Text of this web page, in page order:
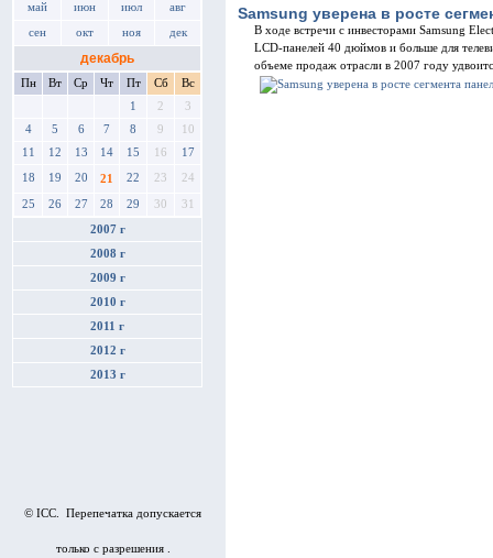
май июн июл авг
сен окт ноя дек
декабрь
Пн Вт Ср Чт Пт Сб
Вс
1
2
3
4
5 6 7 8 9
10
11
12 13 14 15 16 17
18 19 20 21 22 23 24
25 26 27 28 29 30 31
2007 г
2008 г
2009 г
2010 г
2011 г
2012 г
2013 г
© ICC. Перепечатка допускается
только с разрешения .
Samsung уверена в росте
В ходе встречи с инвесторами Samsung
LCD-панелей 40 дюймов и больше для
объеме продаж отрасли в 2007 году